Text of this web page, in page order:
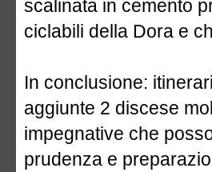
scalinata in cemento
ciclabili della Dora e
In conclusione:
aggiunte 2 discese
impegnative che
prudenza e